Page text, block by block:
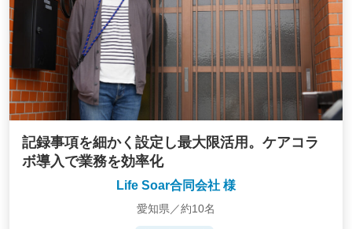
記録事項を細かく設定し最大限活用。ケアコラ
ボ導入で業務を効率化
Life Soar合同会社 様
愛知県／約10名